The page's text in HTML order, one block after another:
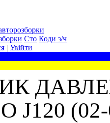
Сто Коди з/ч
| Увійти
J120